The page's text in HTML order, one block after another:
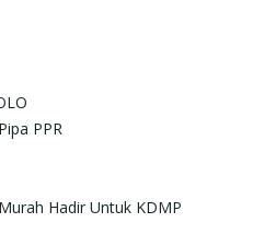
PPR
Hadir Untuk KDMP